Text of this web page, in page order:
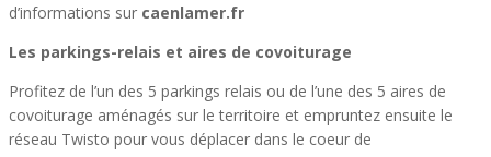
d’informations sur caenlamer.fr
Les parkings-relais et aires de covoiturage
Profitez de l’un des 5 parkings relais ou de l’une des 5 aires de
covoiturage aménagés sur le territoire et empruntez ensuite le
réseau Twisto pour vous déplacer dans le coeur de